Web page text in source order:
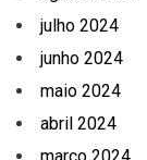
julho 2024
junho 2024
maio 2024
abril 2024